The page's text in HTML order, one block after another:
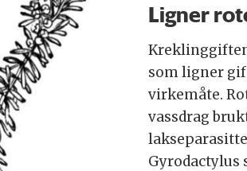
Ligner
som ligner
virkemåte.
vassdrag
Gyrodactylus